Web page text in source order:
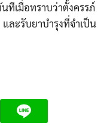
ทีเมื่อทราบว่าตั้งครรภ์
ละรับยาบำรุงที่จำเป็น